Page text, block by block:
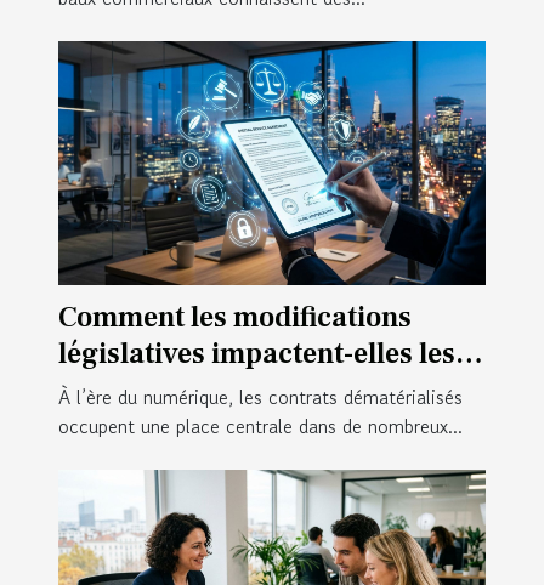
Comment les modifications
législatives impactent-elles les
contrats numériques ?
À l’ère du numérique, les contrats dématérialisés
occupent une place centrale dans de nombreux...